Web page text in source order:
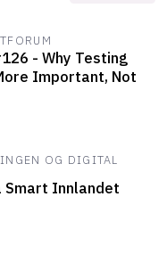
- Why Testing
Important, Not
OG DIGITAL
Smart Innlandet